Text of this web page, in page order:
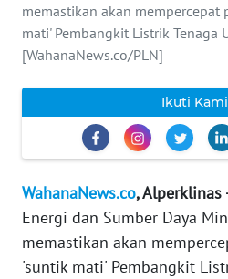
memastikan akan
mati' Pembangkit Listrik Tenaga
[WahanaNews.co/PLN]
Ikuti
WahanaNews.co, Alperklinas
Energi dan Sumber Daya
memastikan akan
'suntik mati' Pembangkit
IKLAN
TENTANG
SIBER
REDAKSI
KARIR